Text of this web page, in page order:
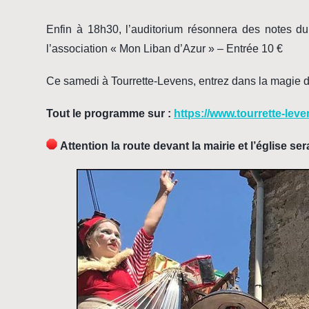
Enfin à 18h30, l’auditorium résonnera des notes
l’association « Mon Liban d’Azur » – Entrée 10 €
Ce samedi à Tourrette-Levens, entrez dans la magie
Tout le programme sur : https://www.tourrette-
Attention la route devant la mairie et l’église